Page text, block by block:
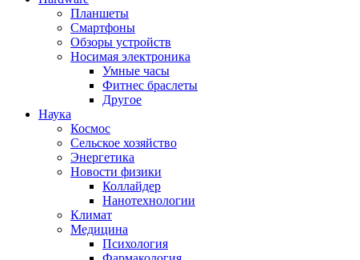
Планшеты
Смартфоны
Обзоры устройств
Носимая электроника
Умные часы
Фитнес браслеты
Другое
Наука
Космос
Сельское хозяйство
Энергетика
Новости физики
Коллайдер
Нанотехнологии
Климат
Медицина
Психология